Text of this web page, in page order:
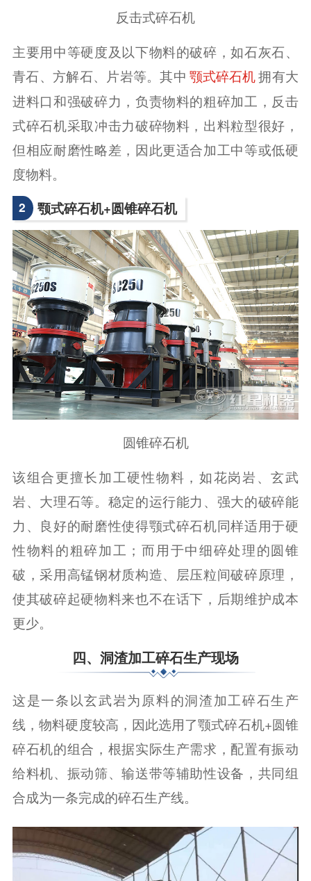
反击式碎石机
主要用中等硬度及以下物料的破碎，如石灰石、
青石、方解石、片岩等。其中 颚式碎石机拥有大
进料口和强破碎力，负责物料的粗碎加工，反击
式碎石机采取冲击力破碎物料，出料粒型很好，
但相应耐磨性略差，因此更适合加工中等或低硬
度物料。
2 颚式碎石机+圆锥碎石机
圆锥碎石机
该组合更擅长加工硬性物料，如花岗岩、玄武
岩、大理石等。稳定的运行能力、强大的破碎能
力、良好的耐磨性使得颚式碎石机同样适用于硬
性物料的粗碎加工；而用于中细碎处理的圆锥
破，采用高锰钢材质构造、层压粒间破碎原理，
使其破碎起硬物料来也不在话下，后期维护成本
更少。
四、洞渣加工碎石生产现场
这是一条以玄武岩为原料的洞渣加工碎石生产
线，物料硬度较高，因此选用了颚式碎石机+圆锥
碎石机的组合，根据实际生产需求，配置有振动
给料机、振动筛、输送带等辅助性设备，共同组
合成为一条完成的碎石生产线。